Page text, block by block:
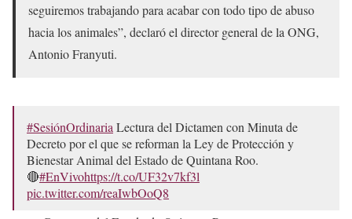
seguiremos trabajando para acabar con todo tipo de abuso
hacia los animales”, declaró el director general de la ONG,
Antonio Franyuti.
#SesiónOrdinaria Lectura del Dictamen con Minuta de
Decreto por el que se reforman la Ley de Protección y
Bienestar Animal del Estado de Quintana Roo.
🔴#EnVivohttps://t.co/UF32v7kf3l
pic.twitter.com/reaIwbOoQ8